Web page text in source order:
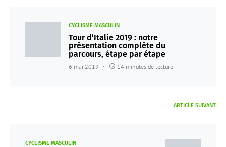
CYCLISME MASCULIN
Tour d’Italie 2019 : notre
présentation complète du
parcours, étape par étape
6 mai 2019 14 minutes de lecture
ARTICLE SUIVANT
CYCLISME MASCULIN